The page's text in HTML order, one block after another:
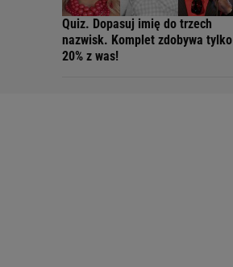
Quiz. Dopasuj imię do trzech
nazwisk. Komplet zdobywa tylko
20% z was!